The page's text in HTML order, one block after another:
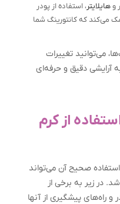
وهایلایتر ، استفاده از پودر
می‌کند که کانتورینگ شما
می‌توانید تغییرات
آرایشی دقیق و حرفه‌ای
از کرم
صحیح آن می‌تواند
در زیر به برخی از
و راه‌های پیشگیری از آنها